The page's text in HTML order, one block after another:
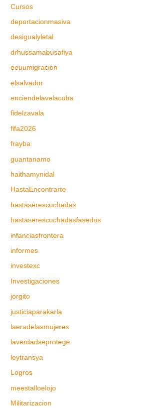
Cursos
deportacionmasiva
desigualyletal
drhussamabusafiya
eeuumigracion
elsalvador
enciendelavelacuba
fidelzavala
fifa2026
frayba
guantanamo
haithamynidal
HastaEncontrarte
hastaserescuchadas
hastaserescuchadasfasedos
infanciasfrontera
informes
investexc
Investigaciones
jorgito
justiciaparakarla
laeradelasmujeres
laverdadseprotege
leytransya
Logros
meestalloelojo
Militarizacion